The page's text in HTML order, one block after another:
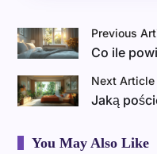
Previous
Co ile
Next Article
Jaką
You May Also Like